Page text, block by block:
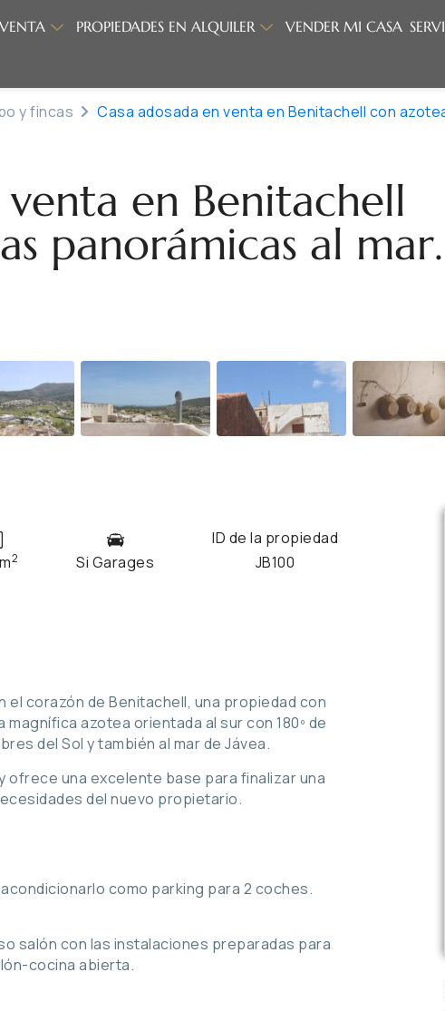
PROPIEDADES EN ALQUILER VENDER MI CASA
y fincas Casa adosada en venta en Benitachell con
venta en Benitachell
panorámicas al mar.
2 Si Garages
ID de la propiedad
JB100
corazón de Benitachell, una propiedad con
azotea orientada al sur con 180º de
del Sol y también al mar de Jávea.
ofrece una excelente base para finalizar una
del nuevo propietario.
como parking para 2 coches.
salón con las instalaciones preparadas para
cocina abierta.